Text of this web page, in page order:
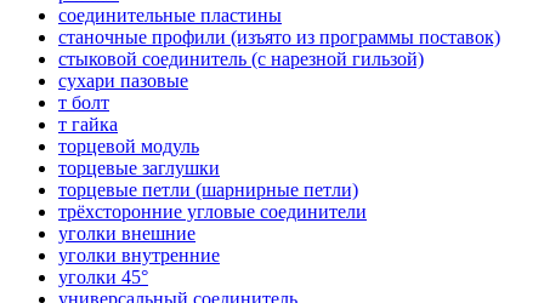
соединительные пластины
станочные профили (изъято из программы поставок)
стыковой соединитель (с нарезной гильзой)
сухари пазовые
т болт
т гайка
торцевой модуль
торцевые заглушки
торцевые петли (шарнирные петли)
трёхсторонние угловые соединители
уголки внешние
уголки внутренние
уголки 45°
универсальный соединитель